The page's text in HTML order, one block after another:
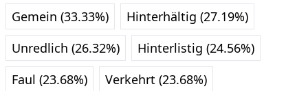
Gemein (33.33%)
Hinterhältig (27.19%)
Unredlich (26.32%)
Hinterlistig (24.56%)
Faul (23.68%)
Verkehrt (23.68%)